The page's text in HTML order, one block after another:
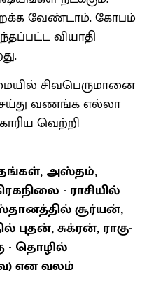
வேண்டாம். கோபம்
வியாதி
சிவபெருமானை
வணங்க எல்லா
வெற்றி
அஸ்தம்,
- ராசியில்
சூர்யன்,
சுக்ரன், ராகு-
- தொழில்
என வலம்